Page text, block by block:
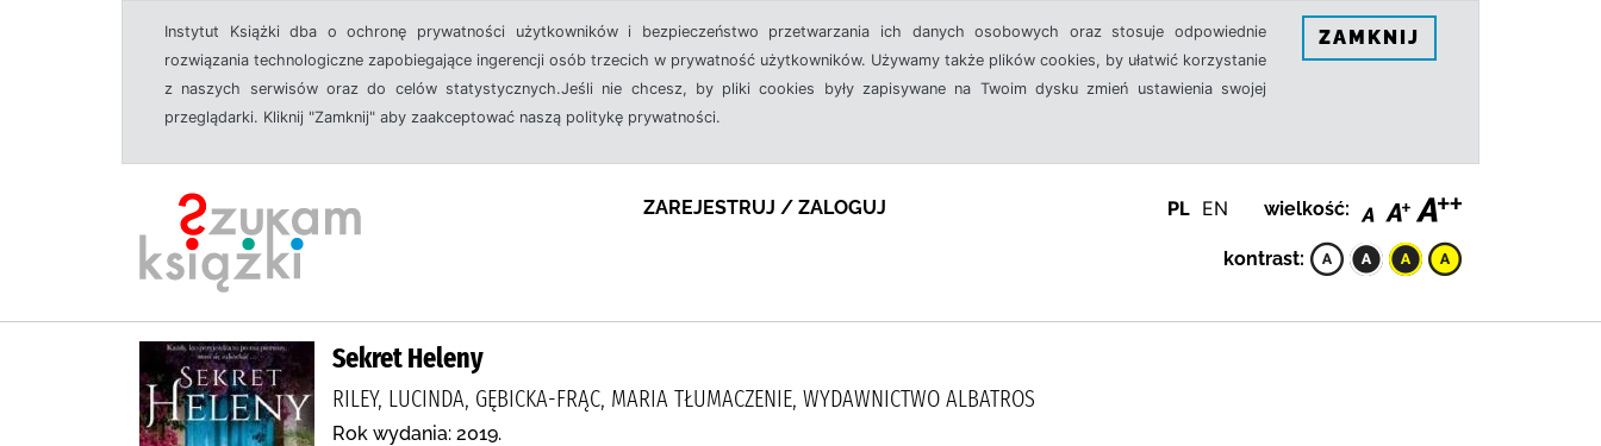
Instytut Książki dba o ochronę prywatności użytkowników i bezpieczeństwo przetwarzania ich danych osobowych oraz stosuje odpowiednie
rozwiązania technologiczne zapobiegające ingerencji osób trzecich w prywatność użytkowników. Używamy także plików cookies, by ułatwić korzystanie
z naszych serwisów oraz do celów statystycznych.Jeśli nie chcesz, by pliki cookies były zapisywane na Twoim dysku zmień ustawienia swojej
przeglądarki. Kliknij "Zamknij" aby zaakceptować naszą politykę prywatności.
ZAMKNIJ
ZAREJESTRUJ / ZALOGUJ PL EN wielkość:
kontrast:
Sekret Heleny
RILEY, LUCINDA, GĘBICKA-FRĄC, MARIA TŁUMACZENIE, WYDAWNICTWO ALBATROS
Rok wydania: 2019.